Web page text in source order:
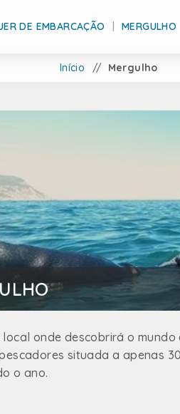
DE EMBARCAÇÃO MERGULHO
Início / Mergulho
local onde descobrirá o
situada a apenas
o ano.